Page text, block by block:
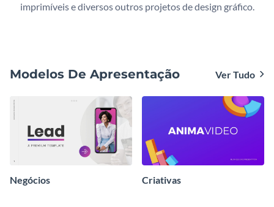
imprimíveis e diversos outros projetos de design gráfico.
Modelos De Apresentação Ver Tudo
Negócios Criativas